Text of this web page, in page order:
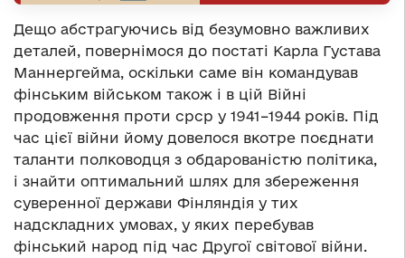
Дещо абстрагуючись від безумовно важливих
деталей, повернімося до постаті Карла Густава
Маннергейма, оскільки саме він командував
фінським військом також і в цій Війні
продовження проти срср у 1941–1944 років. Під
час цієї війни йому довелося вкотре поєднати
таланти полководця з обдарованістю політика,
і знайти оптимальний шлях для збереження
суверенної держави Фінляндія у тих
надскладних умовах, у яких перебував
фінський народ під час Другої світової війни.